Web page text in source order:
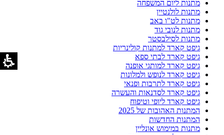
מתנות ליום המשפחה
מתנות לולנטיין
מתנות לט"ו באב
מתנות לנובי גוד
מתנות לסילבסטר
גיפט קארד למתנות קולינריות
גיפט קארד לבתי ספא
גיפט קארד למותגי אופנה
גיפט קארד לנופש ולמלונות
גיפט קארד לתרבות ופנאי
גיפט קארד לסדנאות והעשרה
גיפט קארד ליופי וטיפוח
המתנות האהובות של 2025
המתנות החדשות
מתנות במימוש אונליין